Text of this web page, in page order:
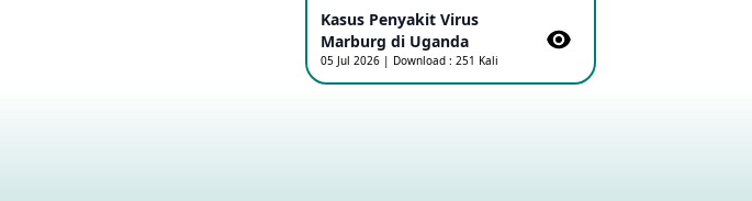
Update Penyakit Virus Hanta
Tipe HPS di Kapal Pesiar MV
Hondius
08 May 2026
Kasus Penyakit Virus
Marburg di Uganda
05 Jul 2026 | Download : 251 Kali